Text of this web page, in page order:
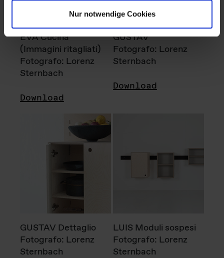
Nur notwendige Cookies
EVA Cucina
(Immagini ritagliati)
Fotografo: Lorenz
Sternbach
Download
GUSTAV
Fotografo: Lorenz
Sternbach
Download
GUSTAV Dettaglio
Fotografo: Lorenz
Sternbach
LUIS Moduli sospesi
Fotografo: Lorenz
Sternbach